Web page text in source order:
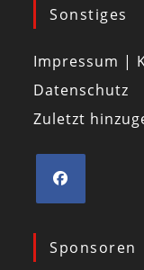
Sonstiges
Impressum |
Datenschutz
Zuletzt
Sponsoren